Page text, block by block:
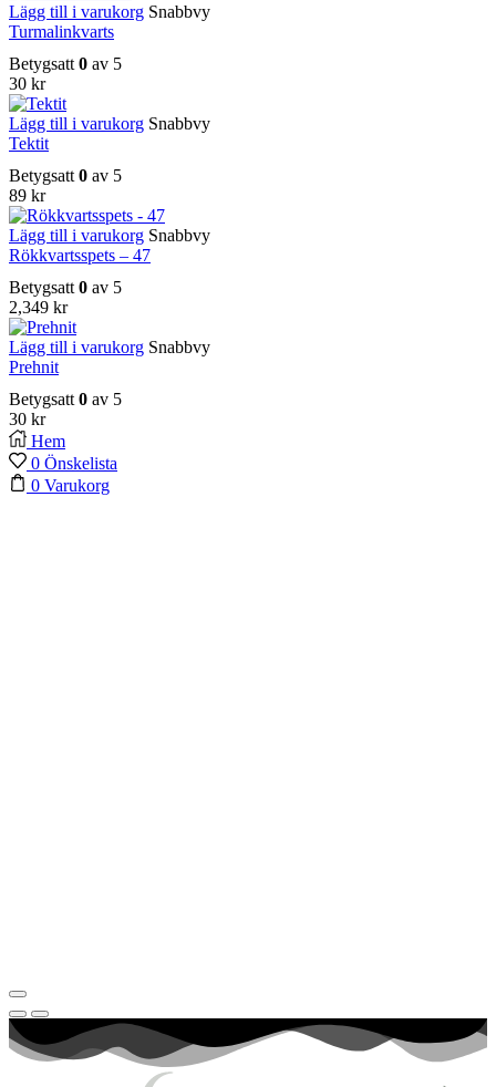
Lägg till i varukorg Snabbvy
Turmalinkvarts
Betygsatt 0 av 5
30 kr
Lägg till i varukorg Snabbvy
Tektit
Betygsatt 0 av 5
89 kr
Lägg till i varukorg Snabbvy
Rökkvartsspets – 47
Betygsatt 0 av 5
2,349 kr
Lägg till i varukorg Snabbvy
Prehnit
Betygsatt0 av 5
30 kr
Hem
0 Önskelista
0 Varukorg